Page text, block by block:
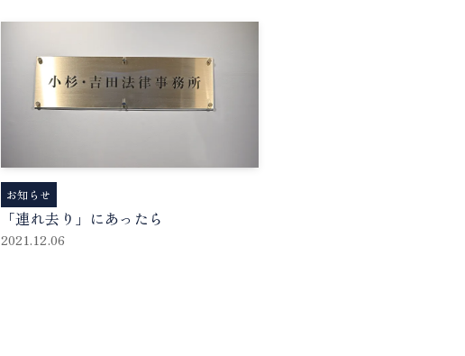
「連れ去り」にあったら
2021.12.06
お知らせ